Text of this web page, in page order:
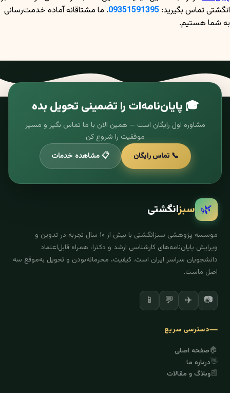
انگشتی تماس بگیرید: 09351591395. ما مشتاقانه آماده خدمت‌رسانی
به شما هستیم.
🎓 پایان‌نامه‌ات را تضمینی تحویل بده
مشاوره اول رایگان است — همین الان با ما تماس بگیر و مسیر
موفقیت را شروع کن
📞 تماس رایگان
📋 مشاهده خدمات
🌿 سبزانگشتی
موسسه پژوهشی سبزانگشتی با بیش از ۱۰ سال تجربه در تدوین و
ویرایش پایان‌نامه‌های کارشناسی ارشد و دکترا، همراه قابل‌اعتماد
دانشجویان سراسر ایران است. کیفیت، محرمانه‌بودن و تحویل به‌موقع سه
اصل ماست.
📷
✈️
💬
📱
دسترسی سریع
🏠صفحه اصلی
👋درباره ما
📰وبلاگ و مقالات